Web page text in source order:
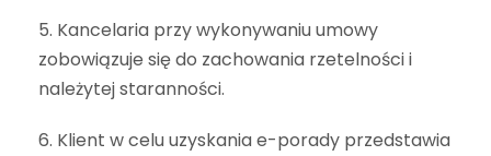
5. Kancelaria przy wykonywaniu umowy
zobowiązuje się do zachowania rzetelności i
należytej staranności.
6. Klient w celu uzyskania e-porady przedstawia